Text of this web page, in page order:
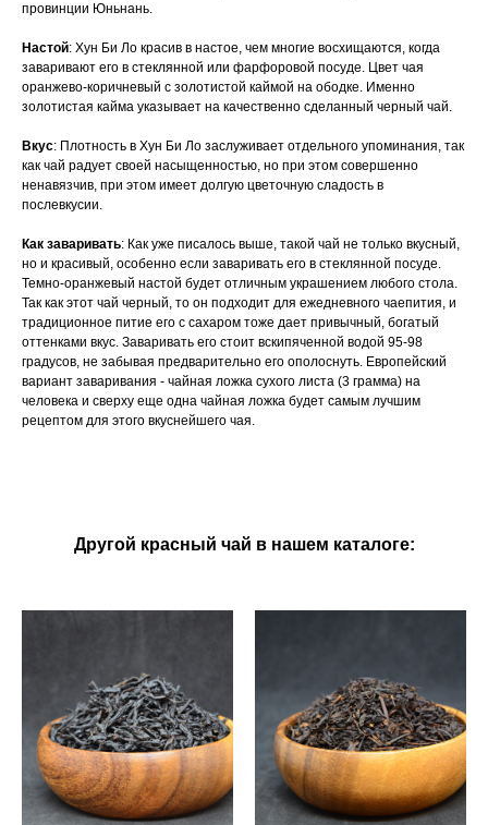
провинции Юньнань.
Настой: Хун Би Ло красив в настое, чем многие восхищаются, когда
заваривают его в стеклянной или фарфоровой посуде. Цвет чая
оранжево-коричневый с золотистой каймой на ободке. Именно
золотистая кайма указывает на качественно сделанный черный чай.
Вкус: Плотность в Хун Би Ло заслуживает отдельного упоминания, так
как чай радует своей насыщенностью, но при этом совершенно
ненавязчив, при этом имеет долгую цветочную сладость в
послевкусии.
Как заваривать: Как уже писалось выше, такой чай не только вкусный,
но и красивый, особенно если заваривать его в стеклянной посуде.
Темно-оранжевый настой будет отличным украшением любого стола.
Так как этот чай черный, то он подходит для ежедневного чаепития, и
традиционное питие его с сахаром тоже дает привычный, богатый
оттенками вкус. Заваривать его стоит вскипяченной водой 95-98
градусов, не забывая предварительно его ополоснуть. Европейский
вариант заваривания - чайная ложка сухого листа (3 грамма) на
человека и сверху еще одна чайная ложка будет самым лучшим
рецептом для этого вкуснейшего чая.
Другой красный чай в нашем каталоге: